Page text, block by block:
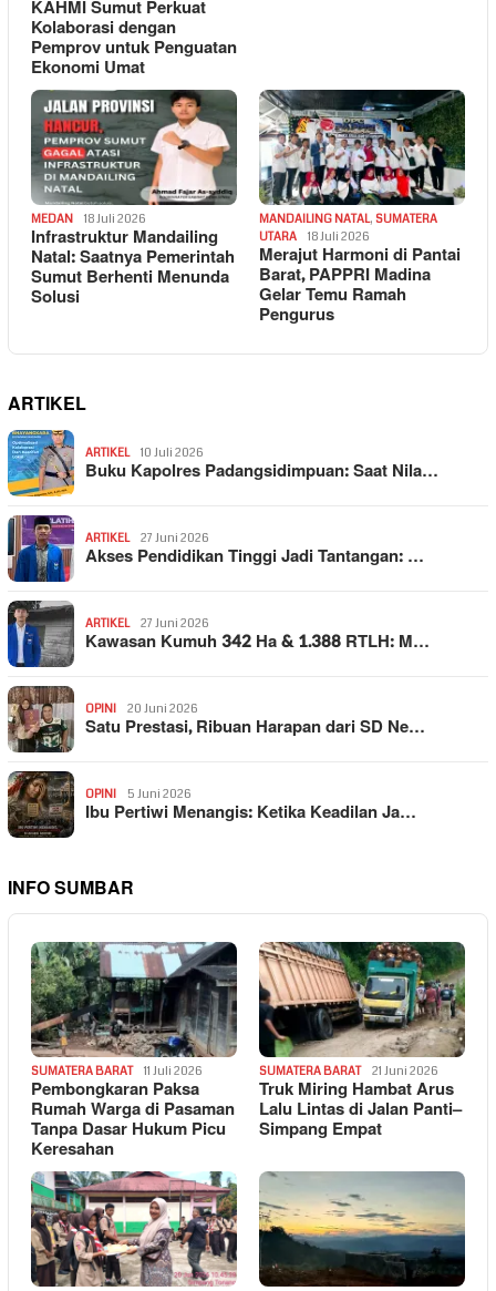
KAHMI Sumut Perkuat
Kolaborasi dengan
Pemprov untuk Penguatan
Ekonomi Umat
MEDAN 18 Juli 2026
Infrastruktur Mandailing
Natal: Saatnya Pemerintah
Sumut Berhenti Menunda
Solusi
MANDAILING NATAL, SUMATERA
UTARA
18 Juli 2026
Merajut Harmoni di Pantai
Barat, PAPPRI Madina
Gelar Temu Ramah
Pengurus
ARTIKEL
ARTIKEL 10 Juli 2026
Buku Kapolres Padangsidimpuan: Saat Nila…
ARTIKEL 27 Juni 2026
Akses Pendidikan Tinggi Jadi Tantangan: …
ARTIKEL 27 Juni 2026
Kawasan Kumuh 342 Ha & 1.388 RTLH: M…
OPINI 20 Juni 2026
Satu Prestasi, Ribuan Harapan dari SD Ne…
OPINI 5 Juni 2026
Ibu Pertiwi Menangis: Ketika Keadilan Ja…
INFO SUMBAR
SUMATERA BARAT 11 Juli 2026
Pembongkaran Paksa
Rumah Warga di Pasaman
Tanpa Dasar Hukum Picu
Keresahan
SUMATERA BARAT 21 Juni 2026
Truk Miring Hambat Arus
Lalu Lintas di Jalan Panti–
Simpang Empat